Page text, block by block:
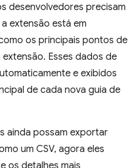
desenvolvedores precisam
extensão está em
os principais pontos de
Esses dados de
e exibidos
de cada nova guia de
ainda possam exportar
um CSV, agora eles
os detalhes mais